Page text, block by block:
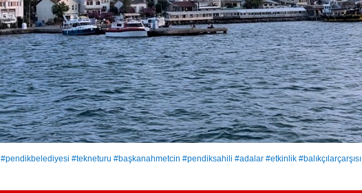
#pendikbelediyesi #tekneturu #başkanahmetcin #pendiksahili #adalar #etkinlik #balıkçılarçarşısı